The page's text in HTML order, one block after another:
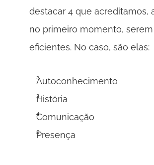
destacar 4 que acreditamos,
no primeiro momento,
eficientes. No caso, são elas:
Autoconhecimento
História
Comunicação
Presença